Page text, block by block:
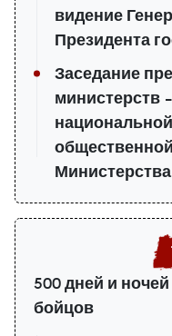
видение
Президента
Заседание
министерств
500 дней и
бойцов